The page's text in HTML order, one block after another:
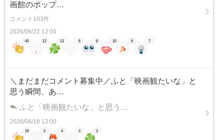
画館のポップ…
コメント103件
2026/06/22 12:00
40 12 13 6 8 10 6 7
＼まだまだコメント募集中／ふと「映画観たいな」と
思う瞬間、あ…
ふと「映画観たいな」と思う…
2026/06/18 13:00
19 3 4 3 3